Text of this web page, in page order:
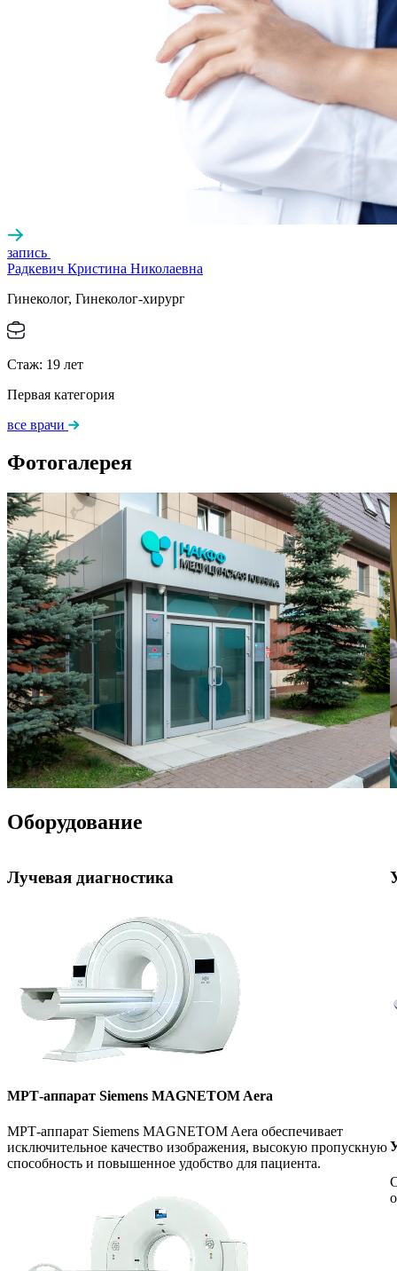
запись
Радкевич Кристина Николаевна
Гинеколог, Гинеколог-хирург
Стаж: 19 лет
Первая категория
все врачи
Фотогалерея
Оборудование
Лучевая диагностика
МРТ-аппарат Siemens MAGNETOM Aera
МРТ-аппарат Siemens MAGNETOM Aera обеспечивает
исключительное качество изображения, высокую пропускную
способность и повышенное удобство для пациента.